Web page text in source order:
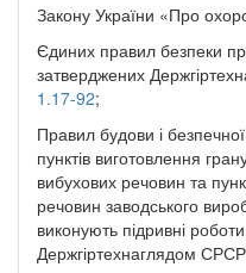
Закону України «Про
Єдиних правил безпеки
затверджених
1.17-92;
Правил будови і
пунктів виготовлення
вибухових речовин та
речовин заводського
виконують підривні
Держгіртехнаглядом